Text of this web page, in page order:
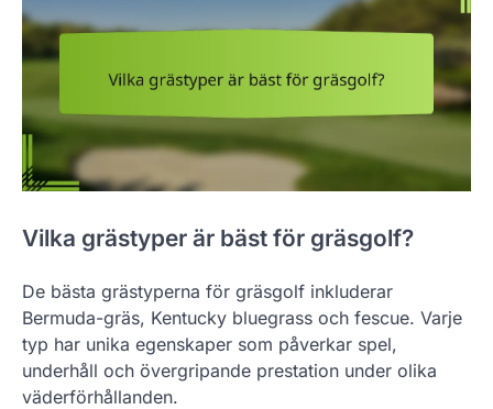
Vilka grästyper är bäst för gräsgolf?
De bästa grästyperna för gräsgolf inkluderar
Bermuda-gräs, Kentucky bluegrass och fescue. Varje
typ har unika egenskaper som påverkar spel,
underhåll och övergripande prestation under olika
väderförhållanden.